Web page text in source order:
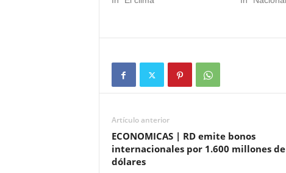
Artículo anterior
ECONOMICAS | RD emite bonos
internacionales por 1.600 millones de
dólares